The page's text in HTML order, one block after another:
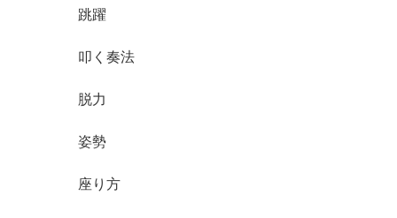
跳躍
叩く奏法
脱力
姿勢
座り方